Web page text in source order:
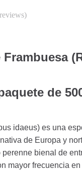
Frambuesa
de
idaeus) es una
de Europa y
perenne bienal de
mayor frecuencia